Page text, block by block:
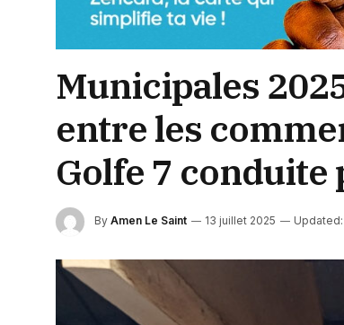
Municipales
entre les
Golfe 7 conduite
By Amen Le Saint 13 juillet 2025 Updated: